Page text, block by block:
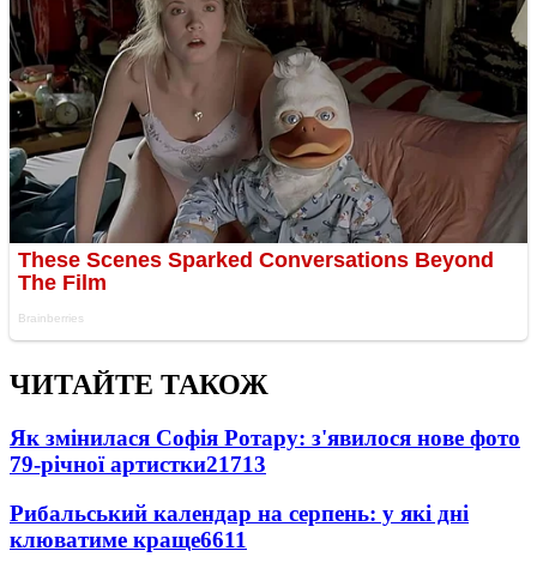
ЧИТАЙТЕ ТАКОЖ
Як змінилася Софія Ротару: з'явилося нове фото
79-річної артистки21713
Рибальський календар на серпень: у які дні
клюватиме краще6611